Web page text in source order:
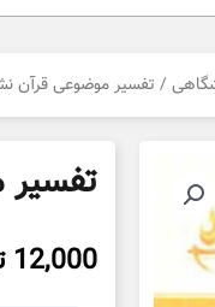
/ تفسیر موضوعی قرآن
12,000